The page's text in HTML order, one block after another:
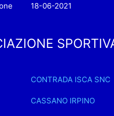
18-06-2021
CONTRADA ISCA SNC
CASSANO IRPINO